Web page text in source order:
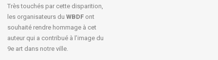
Très touchés par cette disparition,
les organisateurs du WBDF ont
souhaité rendre hommage à cet
auteur qui a contribué à l’image du
9e art dans notre ville.